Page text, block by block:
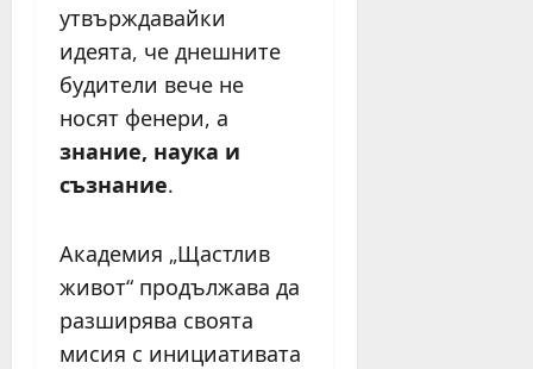
утвърждавайки
идеята, че днешните
будители вече не
носят фенери, а
знание, наука и
съзнание.
Академия „Щастлив
живот“ продължава да
разширява своята
мисия с инициативата